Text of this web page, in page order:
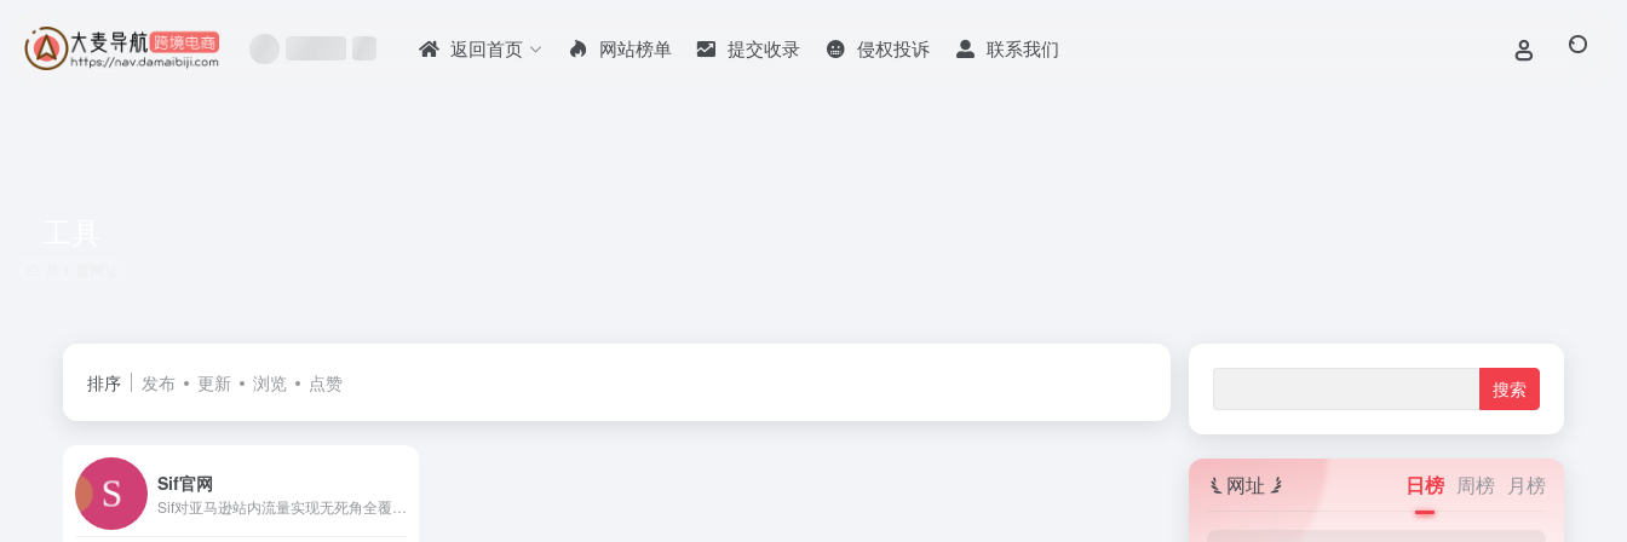
返回首页 网站榜单 提交收录 侵权投诉 联系我们
排序 发布 更新 浏览 点赞
Sif官网 网址 日榜 周榜 月榜